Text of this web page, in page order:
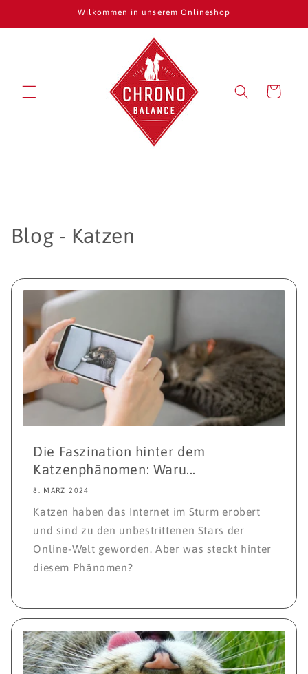
Inhalt
Wilkommen in unserem Onlineshop
Warenkorb
Blog - Katzen
Die Faszination hinter dem
Katzenphänomen: Waru...
8. MÄRZ 2024
Katzen haben das Internet im Sturm erobert
und sind zu den unbestrittenen Stars der
Online-Welt geworden. Aber was steckt hinter
diesem Phänomen?